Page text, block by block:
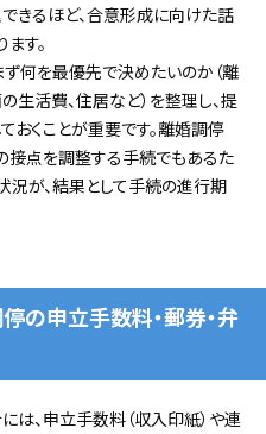
きるほど、合意形成に向けた話
す。
何を最優先で決めたいのか（離
生活費、住居など）を整理し、提
くことが重要です。離婚調停
接点を調整する手続でもあるた
が、結果として手続の進行期
の申立手数料・郵券・弁
、申立手数料（収入印紙）や連